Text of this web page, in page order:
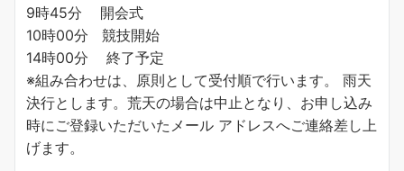
9時45分 開会式
10時00分 競技開始
14時00分 終了予定
※組み合わせは、原則として受付順で行います。 雨天
決行とします。荒天の場合は中止となり、お申し込み
時にご登録いただいたメール アドレスへご連絡差し上
げます。